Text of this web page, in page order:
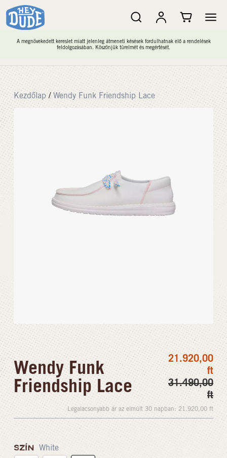
A megnövekedett kereslet miatt jelenleg átmeneti késések fordulhatnak elő a rendelések
feldolgozásában. Köszönjük türelmét és megértését.
Kezdőlap / Wendy Funk Friendship Lace
Wendy Funk
Friendship Lace
21.920,00
ft
31.490,00
ft
Legalacsonyabb ár az elmúlt 30 napban:21.920,00 ft
SZÍN White